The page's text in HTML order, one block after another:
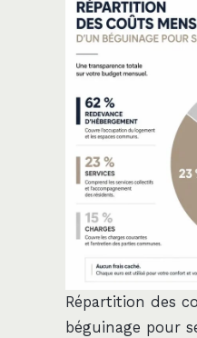
Répartition des
béguinage pour